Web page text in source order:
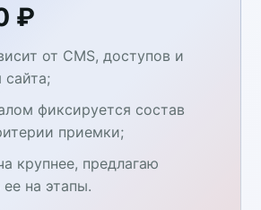
₽
от CMS, доступов и
сайта;
фиксируется состав
приемки;
крупнее, предлагаю
ее на этапы.